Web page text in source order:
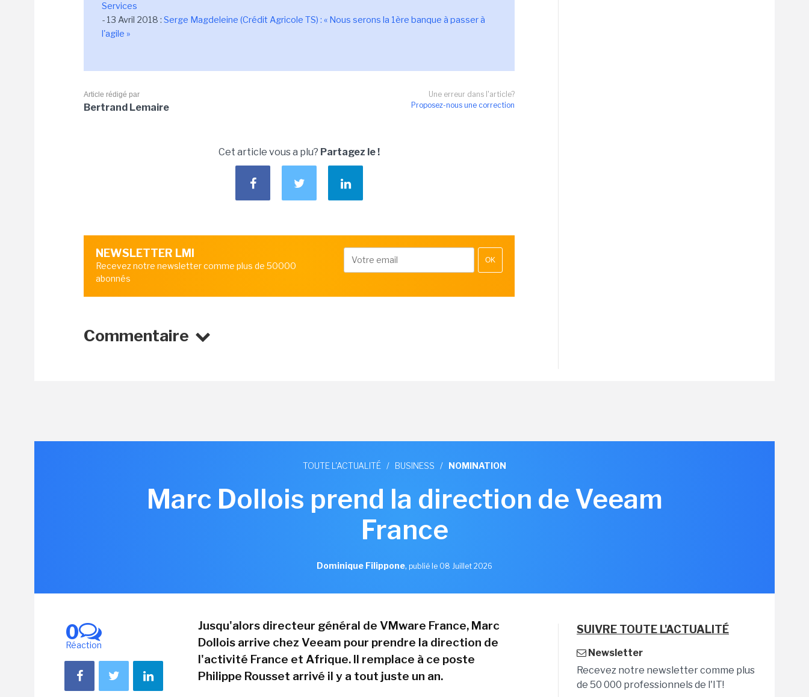
Services
- 13 Avril 2018 : Serge Magdeleine (Crédit Agricole TS) : « Nous serons la 1ère banque à passer à
l'agile »
Une erreur dans l'article?
Proposez-nous une correction
Article rédigé par
Bertrand Lemaire
Cet article vous a plu? Partagez le !
NEWSLETTER LMI
Recevez notre newsletter comme plus de 50000
abonnés
OK
Commentaire
TOUTE L'ACTUALITÉ / BUSINESS / NOMINATION
Marc Dollois prend la direction de Veeam
France
Dominique Filippone, publié le 08 Juillet 2026
0
Réaction
Jusqu'alors directeur général de VMware France, Marc
Dollois arrive chez Veeam pour prendre la direction de
l'activité France et Afrique. Il remplace à ce poste
Philippe Rousset arrivé il y a tout juste un an.
SUIVRE TOUTE L'ACTUALITÉ
Newsletter
Recevez notre newsletter comme plus
de 50 000 professionnels de l'IT!